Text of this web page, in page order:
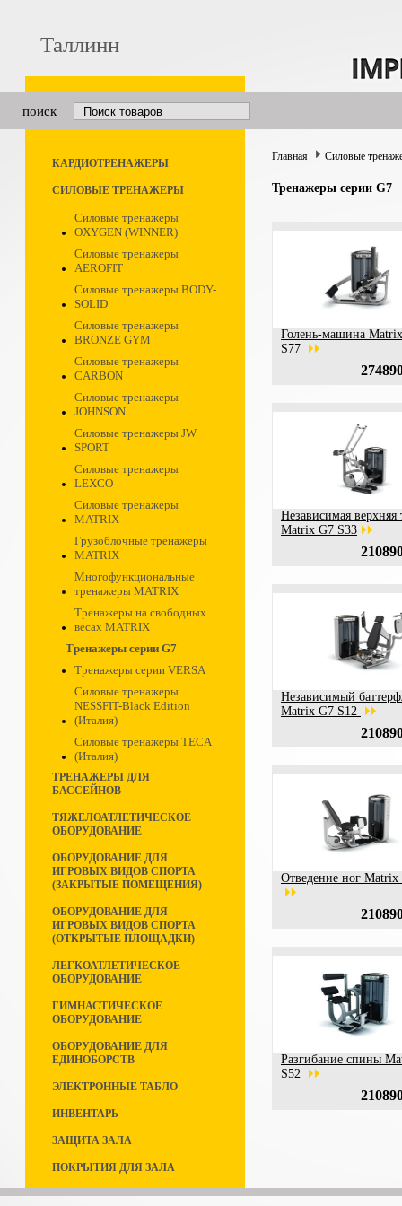
Таллинн
поиск
КАРДИОТРЕНАЖЕРЫ
СИЛОВЫЕ ТРЕНАЖЕРЫ
Силовые тренажеры
OXYGEN (WINNER)
Силовые тренажеры
AEROFIT
Силовые тренажеры BODY-
SOLID
Силовые тренажеры
BRONZE GYM
Силовые тренажеры
CARBON
Силовые тренажеры
JOHNSON
Силовые тренажеры JW
SPORT
Силовые тренажеры
LEXCO
Силовые тренажеры
MATRIX
Грузоблочные тренажеры
MATRIX
Многофункциональные
тренажеры MATRIX
Тренажеры на свободных
весах MATRIX
Тренажеры серии G7
Тренажеры серии VERSA
Силовые тренажеры
NESSFIT-Black Edition
(Италия)
Силовые тренажеры TECA
(Италия)
ТРЕНАЖЕРЫ ДЛЯ
БАССЕЙНОВ
ТЯЖЕЛОАТЛЕТИЧЕСКОЕ
ОБОРУДОВАНИЕ
ОБОРУДОВАНИЕ ДЛЯ
ИГРОВЫХ ВИДОВ СПОРТА
(ЗАКРЫТЫЕ ПОМЕЩЕНИЯ)
ОБОРУДОВАНИЕ ДЛЯ
ИГРОВЫХ ВИДОВ СПОРТА
(ОТКРЫТЫЕ ПЛОЩАДКИ)
ЛЕГКОАТЛЕТИЧЕСКОЕ
ОБОРУДОВАНИЕ
ГИМНАСТИЧЕСКОЕ
ОБОРУДОВАНИЕ
ОБОРУДОВАНИЕ ДЛЯ
ЕДИНОБОРСТВ
ЭЛЕКТРОННЫЕ ТАБЛО
ИНВЕНТАРЬ
ЗАЩИТА ЗАЛА
ПОКРЫТИЯ ДЛЯ ЗАЛА
Главная Силовые
Тренажеры серии G7
Голень-машина
S77
Независимая верхняя
Matrix G7 S33
Независимый
Matrix G7 S12
Отведение ног Matrix
Разгибание спины
S52